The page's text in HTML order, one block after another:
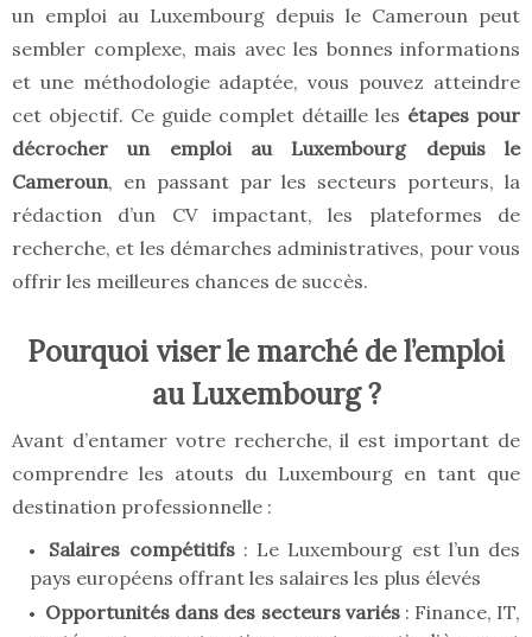
un emploi au Luxembourg depuis le Cameroun peut
sembler complexe, mais avec les bonnes informations
et une méthodologie adaptée, vous pouvez atteindre
cet objectif. Ce guide complet détaille les étapes pour
décrocher un emploi au Luxembourg depuis le
Cameroun, en passant par les secteurs porteurs, la
rédaction d’un CV impactant, les plateformes de
recherche, et les démarches administratives, pour vous
offrir les meilleures chances de succès.
Pourquoi viser le marché de l’emploi
au Luxembourg ?
Avant d’entamer votre recherche, il est important de
comprendre les atouts du Luxembourg en tant que
destination professionnelle :
Salaires compétitifs: Le Luxembourg est l’un des
pays européens offrant les salaires les plus élevés
Opportunités dans des secteurs variés: Finance, IT,